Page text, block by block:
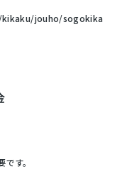
jouho/sogokika
す。